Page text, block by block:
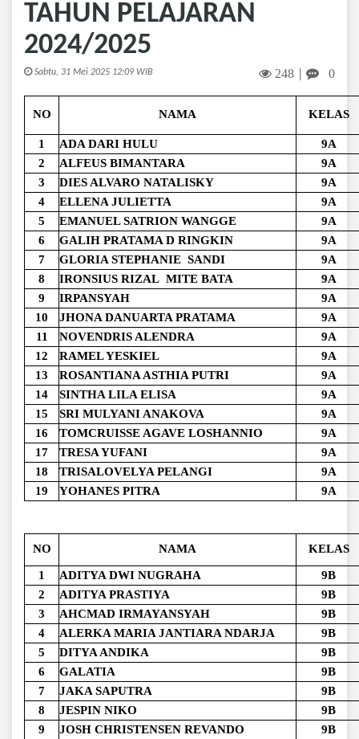
TAHUN PELAJARAN
2024/2025
Sabtu, 31 Mei 2025 12:09 WIB 248 0
NO NAMA KELAS
1 ADA DARI HULU
9A
2
ALFEUS BIMANTARA
9A
3
DIES ALVARO NATALISKY
9A
4
ELLENA JULIETTA
9A
5
EMANUEL SATRION WANGGE
9A
6
GALIH PRATAMA D RINGKIN
9A
7
GLORIA STEPHANIE SANDI
9A
8
IRONSIUS RIZAL MITE BATA
9A
9
IRPANSYAH
9A
10
JHONA DANUARTA PRATAMA
9A
11
NOVENDRIS ALENDRA
9A
12
RAMEL YESKIEL
9A
13
ROSANTIANA ASTHIA PUTRI
9A
14
SINTHA LILA ELISA
9A
15
SRI MULYANI ANAKOVA
9A
16
TOMCRUISSE AGAVE LOSHANNIO
9A
17
TRESA YUFANI
9A
18
TRISALOVELYA PELANGI
9A
19
YOHANES PITRA 9A
NO NAMA KELAS
1 ADITYA DWI NUGRAHA
9B
2
ADITYA PRASTIYA
9B
3
AHCMAD IRMAYANSYAH
9B
4
ALERKA MARIA JANTIARA NDARJA
9B
5
DITYA ANDIKA
9B
6
GALATIA
9B
7
JAKA SAPUTRA
9B
8
JESPIN NIKO
9B
9
JOSH CHRISTENSEN REVANDO
9B